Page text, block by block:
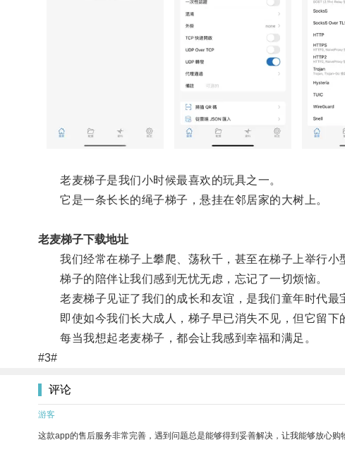
老麦梯子是我们小时候最喜欢的玩具之一。
它是一条长长的绳子梯子，悬挂在邻居家的大树上。
老麦梯子下载地址
我们经常在梯子上攀爬、荡秋千，甚至在梯子上举行小
梯子的陪伴让我们感到无忧无虑，忘记了一切烦恼。
老麦梯子见证了我们的成长和友谊，是我们童年时代最
即使如今我们长大成人，梯子早已消失不见，但它留下
每当我想起老麦梯子，都会让我感到幸福和满足。
#3#
评论
游客
这款app的售后服务非常完善，遇到问题总是能够得到妥善解决，让我能够放心购